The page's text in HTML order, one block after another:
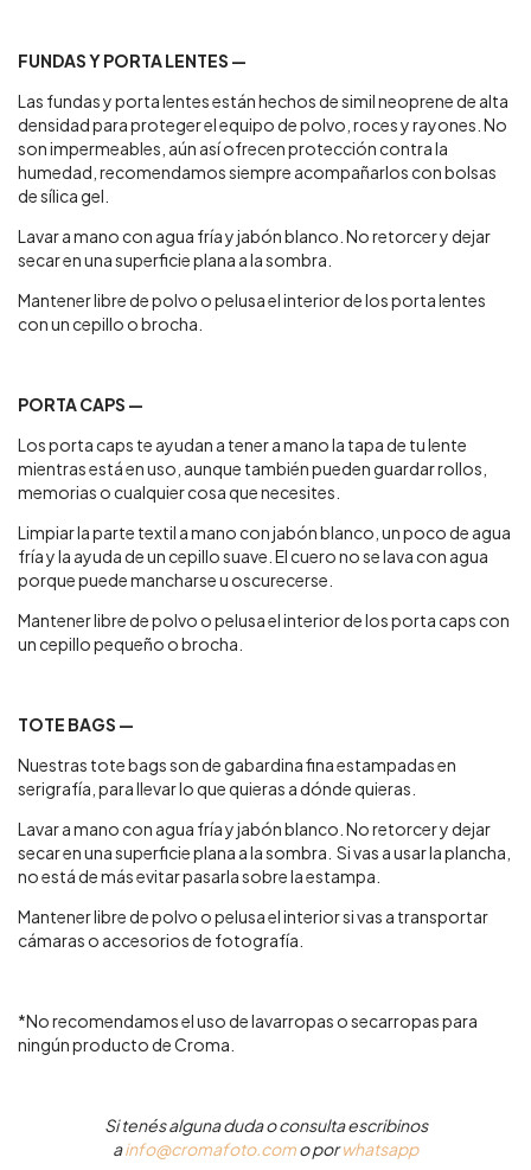
FUNDAS Y PORTA LENTES —
Las fundas y porta lentes están hechos de simil neoprene de alta
densidad para proteger el equipo de polvo, roces y rayones. No
son impermeables, aún así ofrecen protección contra la
humedad, recomendamos siempre acompañarlos con bolsas
de sílica gel.
Lavar a mano con agua fría y jabón blanco. No retorcer y dejar
secar en una superficie plana a la sombra.
Mantener libre de polvo o pelusa el interior de los porta lentes
con un cepillo o brocha.
PORTA CAPS —
Los porta caps te ayudan a tener a mano la tapa de tu lente
mientras está en uso, aunque también pueden guardar rollos,
memorias o cualquier cosa que necesites.
Limpiar la parte textil a mano con jabón blanco, un poco de agua
fría y la ayuda de un cepillo suave. El cuero no se lava con agua
porque puede mancharse u oscurecerse.
Mantener libre de polvo o pelusa el interior de los porta caps con
un cepillo pequeño o brocha.
TOTE BAGS —
Nuestras tote bags son de gabardina fina estampadas en
serigrafía, para llevar lo que quieras a dónde quieras.
Lavar a mano con agua fría y jabón blanco. No retorcer y dejar
secar en una superficie plana a la sombra. Si vas a usar la plancha,
no está de más evitar pasarla sobre la estampa.
Mantener libre de polvo o pelusa el interior si vas a transportar
cámaras o accesorios de fotografía.
*No recomendamos el uso de lavarropas o secarropas para
ningún producto de Croma.
Si tenés alguna duda o consulta escribinos
ainfo@cromafoto.como porwhatsapp